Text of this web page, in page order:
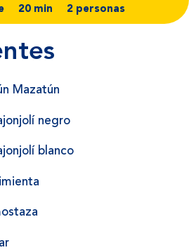
20 min 2 personas
Mazatún
negro
blanco